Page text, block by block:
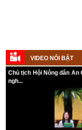
Kế hoạch tổ chức Hội
phẩm nông thôn tiêu biểu
Kế hoạch tổ chức đợt
hội khóa XVI và ĐB Hội
Hướng dẫn tuyên
đại biểu toàn quốc Hội
VIDEO NỔI BẬT
Chủ tịch Hội Nông dân
ngh...